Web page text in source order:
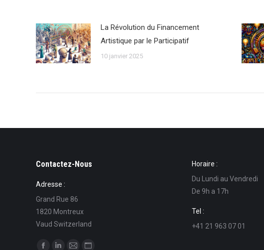
La Révolution du Financement
Artistique par le Participatif
10 janvier 2025
Contactez-Nous
Adresse :
Grand Rue 86
1820 Montreux
Vaud Switzerland
Trouvez nous sur :
Horaire :
Du Lundi au Vendredi
De 9h a 17h
Tel :
+41 21 963 07 01